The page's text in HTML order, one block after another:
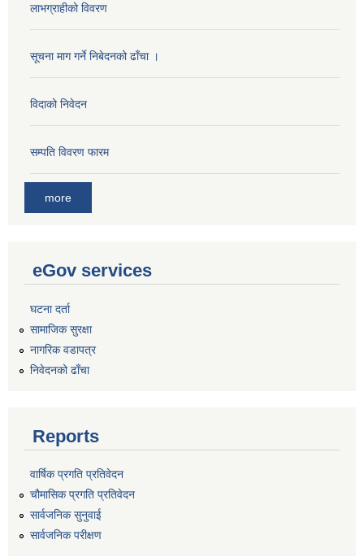
लाभग्राहीको विवरण
सूचना माग गर्ने निबेदनको ढाँचा ।
विदाको निवेदन
सम्पति विवरण फारम
more
eGov services
घटना दर्ता
सामाजिक सुरक्षा
नागरिक वडापत्र
निवेदनको ढाँचा
Reports
वार्षिक प्रगति प्रतिवेदन
चौमासिक प्रगति प्रतिवेदन
सार्वजनिक सुनुवाई
सार्वजनिक परीक्षण